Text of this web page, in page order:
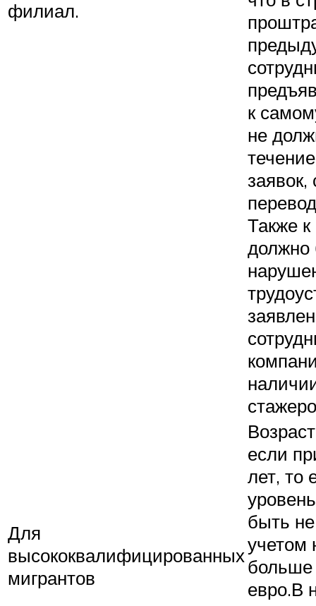
филиал.
к
не
заявок,
Также
должно
Для
высококвалифицированных
мигрантов
если
лет, то
быть
учетом
больше
евро.В